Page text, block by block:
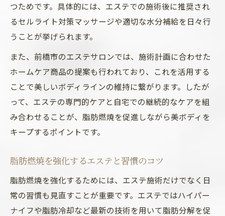
つためです。具体的には、エステでの施術後に推奨され
るセルライト対策マッサージや適切な水分補給を日々行
うことが挙げられます。
また、前橋市のエステサロンでは、施術計画に合わせた
ホームケア商品の提案も行われており、これを活用する
ことで美しいボディラインの維持に繋がります。したが
って、エステの専門的ケアと自宅での継続的なケアを組
み合わせることが、脂肪燃焼を促進しながら美ボディを
キープするポイントです。
脂肪燃焼を強化するエステと習慣のコツ
脂肪燃焼を強化するためには、エステ施術だけでなく日
常の習慣も見直すことが重要です。エステではハイパー
ナイフや脂肪冷却など最新の技術を用いて脂肪分解を促